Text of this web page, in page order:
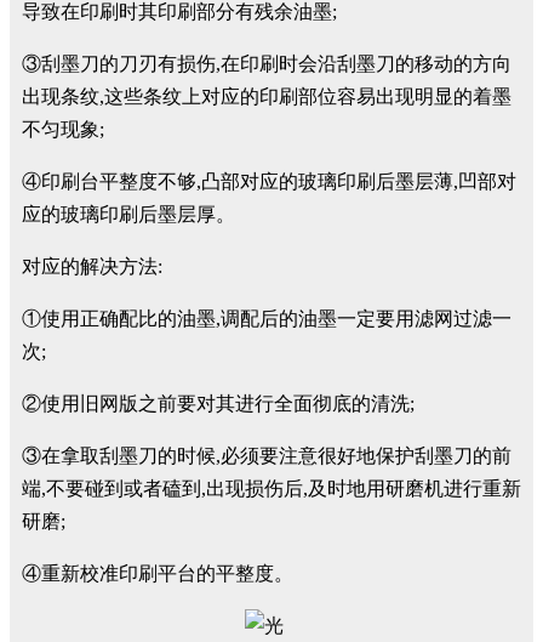
导致在印刷时其印刷部分有残余油墨;
③刮墨刀的刀刃有损伤,在印刷时会沿刮墨刀的移动的方向
出现条纹,这些条纹上对应的印刷部位容易出现明显的着墨
不匀现象;
④印刷台平整度不够,凸部对应的玻璃印刷后墨层薄,凹部对
应的玻璃印刷后墨层厚。
对应的解决方法:
①使用正确配比的油墨,调配后的油墨一定要用滤网过滤一
次;
②使用旧网版之前要对其进行全面彻底的清洗;
③在拿取刮墨刀的时候,必须要注意很好地保护刮墨刀的前
端,不要碰到或者磕到,出现损伤后,及时地用研磨机进行重新
研磨;
④重新校准印刷平台的平整度。